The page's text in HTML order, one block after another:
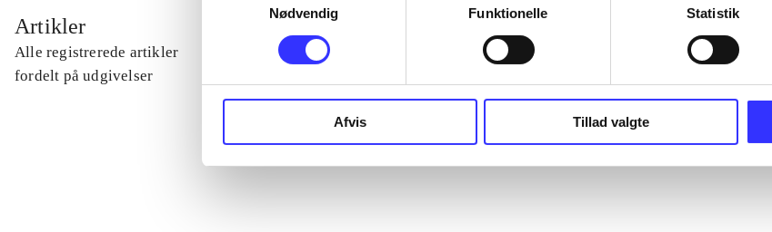
Nødvendig
Funktionelle Statistik
Afvis Tillad valgte
Artikler
Alle registrerede artikler
fordelt på udgivelser
...